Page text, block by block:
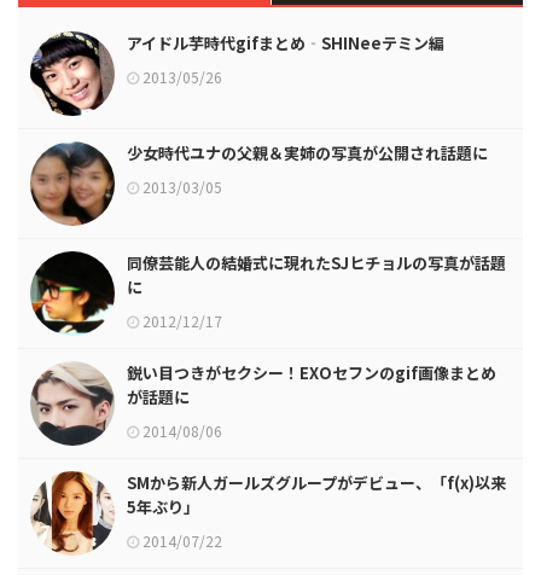
アイドル芋時代gifまとめ‐SHINeeテミン編
2013/05/26
少女時代ユナの父親＆実姉の写真が公開され話題に
2013/03/05
同僚芸能人の結婚式に現れたSJヒチョルの写真が話題
に
2012/12/17
鋭い目つきがセクシー！EXOセフンのgif画像まとめ
が話題に
2014/08/06
SMから新人ガールズグループがデビュー、「f(x)以来
5年ぶり」
2014/07/22